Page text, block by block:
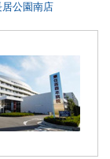
公園南店